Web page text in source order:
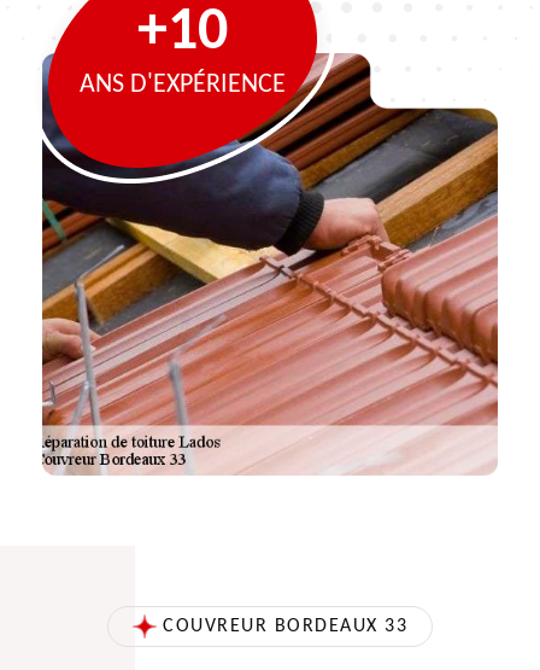
+10
ANS D'EXPÉRIENCE
COUVREUR BORDEAUX 33